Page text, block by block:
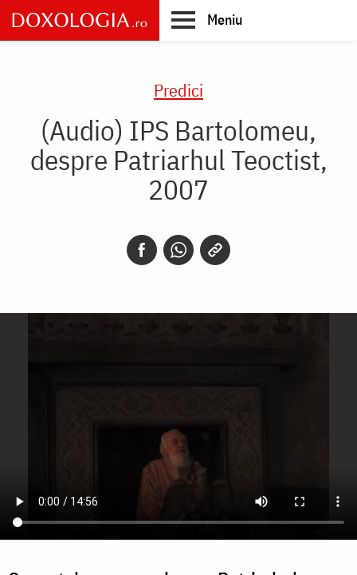
Skip
to
main
Meniu
Predici
(Audio) IPS Bartolomeu,
despre Patriarhul Teoctist,
2007